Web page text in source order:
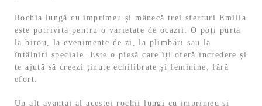
Rochia lungă cu imprimeu și mânecă trei sferturi Emilia
este potrivită pentru o varietate de ocazii. O poți purta
la birou, la evenimente de zi, la plimbări sau la
întâlniri speciale. Este o piesă care îți oferă încredere și
te ajută să creezi ținute echilibrate și feminine, fără
efort.
Un alt avantaj al acestei rochii lungi cu imprimeu și